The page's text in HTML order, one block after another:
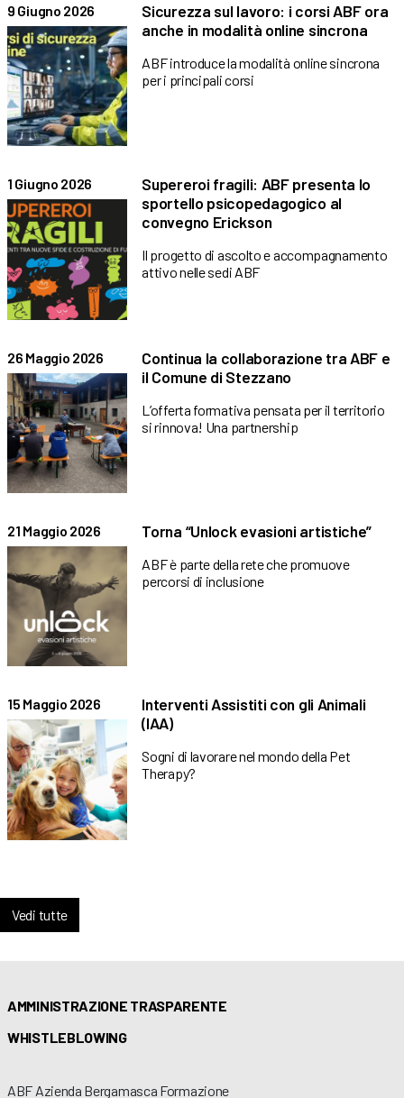
9 Giugno 2026
Sicurezza sul lavoro: i corsi ABF ora
anche in modalità online sincrona
ABF introduce la modalità online sincrona
per i principali corsi
1 Giugno 2026
Supereroi fragili: ABF presenta lo
sportello psicopedagogico al
convegno Erickson
Il progetto di ascolto e accompagnamento
attivo nelle sedi ABF
26 Maggio 2026
Continua la collaborazione tra ABF e
il Comune di Stezzano
L’offerta formativa pensata per il territorio
si rinnova! Una partnership
21 Maggio 2026 Torna “Unlock evasioni artistiche”
ABF è parte della rete che promuove
percorsi di inclusione
15 Maggio 2026
Interventi Assistiti con gli Animali
(IAA)
Sogni di lavorare nel mondo della Pet
Therapy?
Vedi tutte
AMMINISTRAZIONE TRASPARENTE
WHISTLEBLOWING
ABF Azienda Bergamasca Formazione